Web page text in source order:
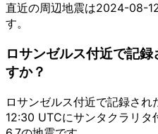
直近の周辺地震は2024-08-
す。
ロサンゼルス付近で記
すか？
ロサンゼルス付近で記録さ
12:30 UTCにサンタクラリタ